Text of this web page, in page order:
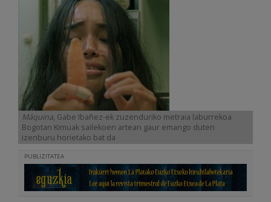
Máquina, Gabe Ibañez-ek zuzenduriko metraia laburrekoa
Bogotan Kimuak sailekoen artean gaur emango duten
izenburu horietako bat da
PUBLIZITATEA